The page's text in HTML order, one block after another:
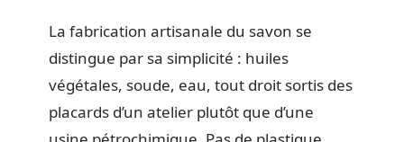
La fabrication artisanale du savon se
distingue par sa simplicité : huiles
végétales, soude, eau, tout droit sortis des
placards d’un atelier plutôt que d’une